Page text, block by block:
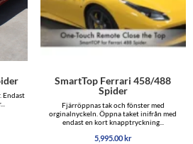
Endast
SmartTop Ferrari 458/488
Spider
Fjärröppnas tak och fönster med
orginalnyckeln. Öppna taket inifrån med
endast en kort knapptryckning...
5,995.00kr